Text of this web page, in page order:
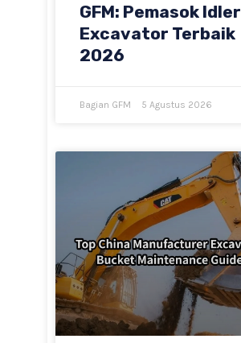
GFM: Pemasok Idler
Excavator Terbaik
2026
Bagian GFM 5 Agustus 2026